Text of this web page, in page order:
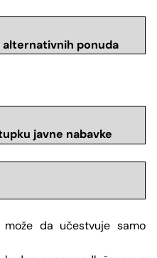
ponuda
javne nabavke
da učestvuje samo